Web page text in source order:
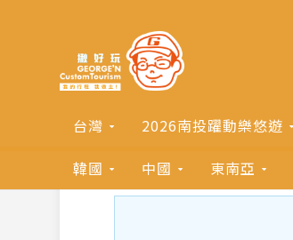
台灣 2026南投躍動樂悠遊
韓國
中國 東南亞